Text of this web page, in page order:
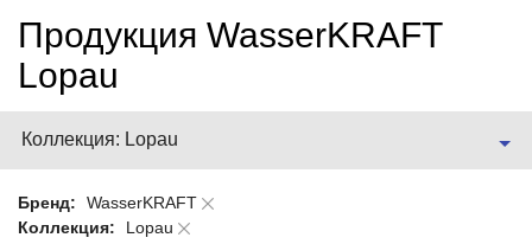
Продукция WasserKRAFT
Lopau
Коллекция: Lopau
Бренд:
WasserKRAFT
Коллекция:
Lopau